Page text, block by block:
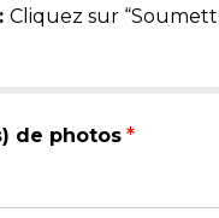
Cliquez sur
de photos